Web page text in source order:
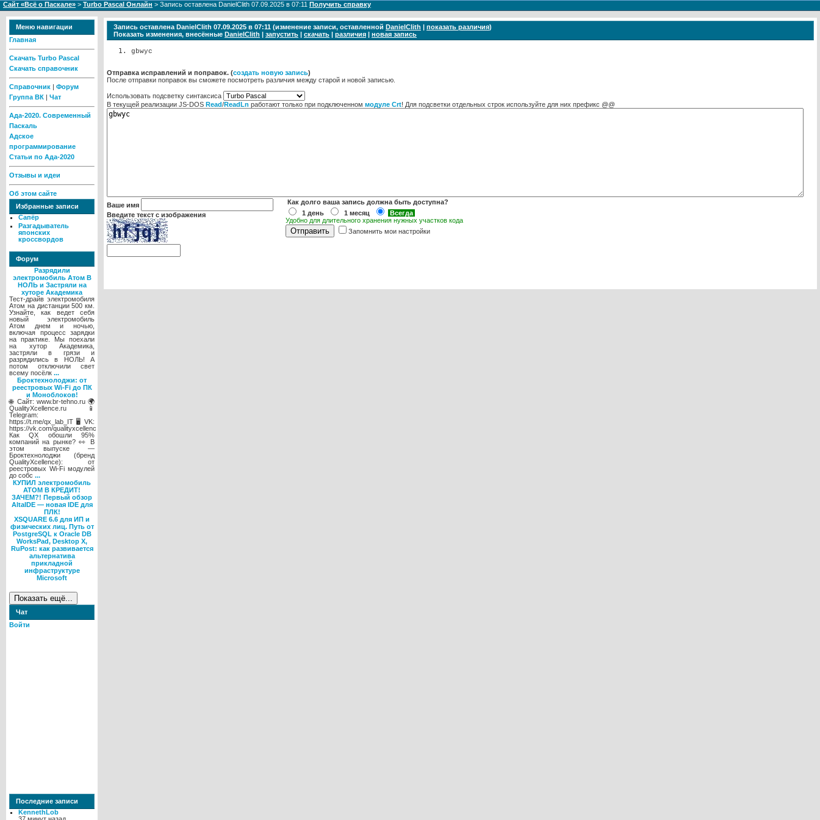
Сайт «Всё о Паскале» > Turbo Pascal Онлайн > Запись оставлена DanielClith 07.09.2025 в 07:11 Получить справку
Меню навигации
Главная
Скачать Turbo Pascal
Скачать справочник
Справочник | Форум
Группа ВК | Чат
Ада-2020. Современный
Паскаль
Адское
программирование
Статьи по Ада-2020
Отзывы и идеи
Об этом сайте
Избранные записи
Сапёр
Разгадыватель
японских
кроссвордов
Форум
Разрядили
электромобиль Атом В
НОЛЬ и Застряли на
хуторе Академика
Тест-драйв электромобиля
Атом на дистанции 500 км.
Узнайте, как ведет себя
новый электромобиль
Атом днем и ночью,
включая процесс зарядки
на практике. Мы поехали
на хутор Академика,
застряли в грязи и
разрядились в НОЛЬ! А
потом отключили свет
всему посёлк ...
Броктехнолоджи: от
реестровых Wi-Fi до ПК
и Моноблоков!
🌐 Сайт: www.br-tehno.ru 🌍
QualityXcellence.ru 📱
Telegram:
https://t.me/qx_lab_IT 🖥 VK:
https://vk.com/qualityxcellenc
Как QX обошли 95%
компаний на рынке? 👀 В
этом выпуске —
Броктехнолоджи (бренд
QualityXcellence): от
реестровых Wi-Fi модулей
до собс ...
КУПИЛ электромобиль
АТОМ В КРЕДИТ!
ЗАЧЕМ?! Первый обзор
AltaIDE — новая IDE для
ПЛК!
XSQUARE 6.6 для ИП и
физических лиц. Путь от
PostgreSQL к Oracle DB
WorksPad, Desktop X,
RuPost: как развивается
альтернатива
прикладной
инфраструктуре
Microsoft
Чат
Войти
Последние записи
KennethLob
Запись оставлена DanielClith 07.09.2025 в 07:11 (изменение записи, оставленной DanielClith | показать различия)
Показать изменения, внесённые DanielClith | запустить | скачать | различия | новая запись
gbwyc
Отправка исправлений и поправок. (cоздать новую запись)
После отправки поправок вы сможете посмотреть различия между старой и новой записью.
Использовать подсветку синтаксиса
В текущей реализации JS-DOS Read/ReadLn работают только при подключенном модуле Crt! Для подсветки отдельных строк используйте для них префикс @@
Ваше имя
Введите текст с изображения
Как долго ваша запись должна быть доступна?
1 день
1 месяц
Всегда
Удобно для длительного хранения нужных участков кода
Запомнить мои настройки